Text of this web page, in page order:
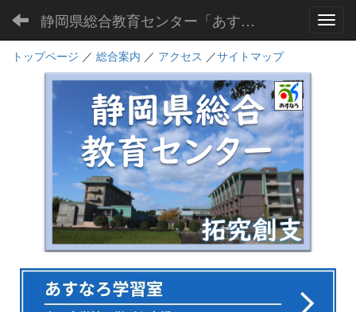
静岡県総合教育センター「あすなろ」
トップページ ／ 総合案内 ／ アクセス ／サイトマップ